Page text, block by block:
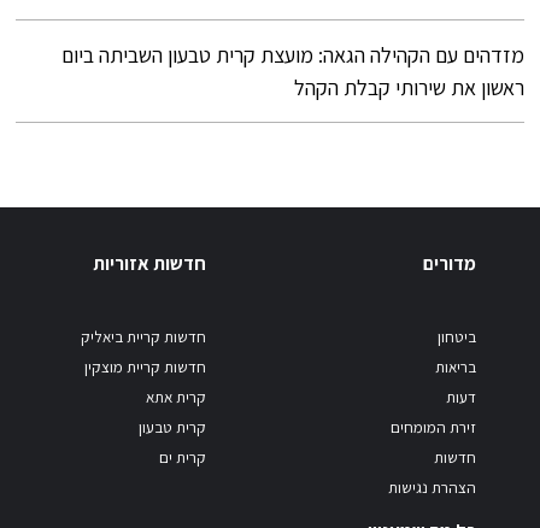
מזדהים עם הקהילה הגאה: מועצת קרית טבעון השביתה ביום
ראשון את שירותי קבלת הקהל
מדורים
ביטחון
בריאות
דעות
זירת המומחים
חדשות
הצהרת נגישות
חדשות אזוריות
חדשות קריית ביאליק
חדשות קריית מוצקין
קרית אתא
קרית טבעון
קרית ים